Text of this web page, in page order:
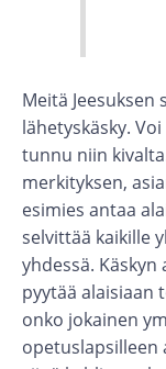
Meitä Jeesuksen
lähetyskäsky.
tunnu niin
merkityksen,
esimies antaa
selvittää kaikille
yhdessä.
pyytää alaisiaan
onko jokainen
opetuslapsilleen